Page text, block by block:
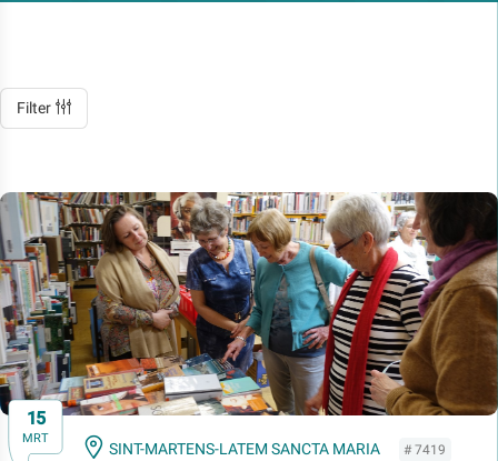
Filter
15
MRT
SINT-MARTENS-LATEM SANCTA MARIA # 7419